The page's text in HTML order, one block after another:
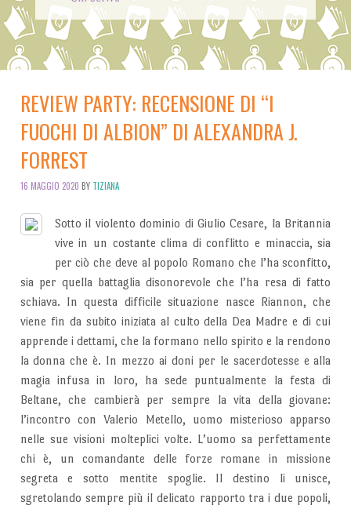
REVIEW PARTY: RECENSIONE DI “I
FUOCHI DI ALBION” DI ALEXANDRA J.
FORREST
16 MAGGIO 2020 BY TIZIANA
Sotto il violento dominio di Giulio Cesare, la Britannia
vive in un costante clima di conflitto e minaccia, sia
per ciò che deve al popolo Romano che l’ha sconfitto,
sia per quella battaglia disonorevole che l’ha resa di fatto
schiava. In questa difficile situazione nasce Riannon, che
viene fin da subito iniziata al culto della Dea Madre e di cui
apprende i dettami, che la formano nello spirito e la rendono
la donna che è. In mezzo ai doni per le sacerdotesse e alla
magia infusa in loro, ha sede puntualmente la festa di
Beltane, che cambierà per sempre la vita della giovane:
l’incontro con Valerio Metello, uomo misterioso apparso
nelle sue visioni molteplici volte. L’uomo sa perfettamente
chi è, un comandante delle forze romane in missione
segreta e sotto mentite spoglie. Il destino li unisce,
sgretolando sempre più il delicato rapporto tra i due popoli,